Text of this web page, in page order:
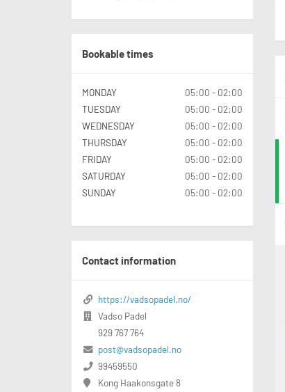
Bookable times
MONDAY
05:00 - 02:00
TUESDAY
05:00 - 02:00
WEDNESDAY
05:00 - 02:00
THURSDAY
05:00 - 02:00
FRIDAY
05:00 - 02:00
SATURDAY
05:00 - 02:00
SUNDAY
05:00 - 02:00
Contact information
https://vadsopadel.no/
Vadso Padel
929 767 764
post@vadsopadel.no
99459550
Kong Haakonsgate 8